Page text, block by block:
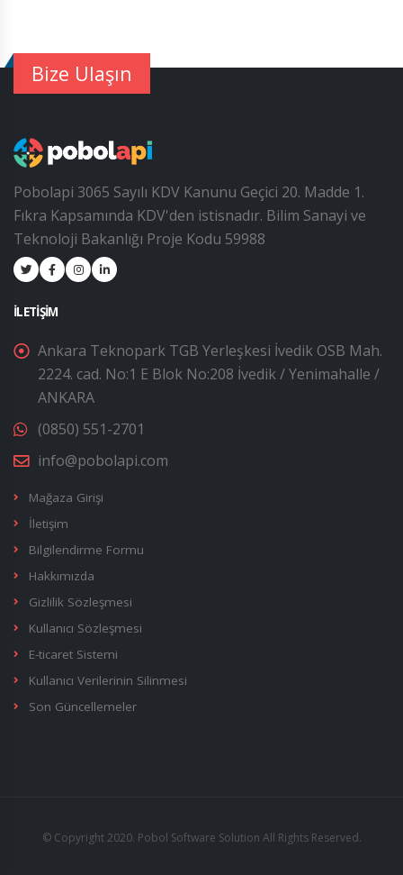
Bize Ulaşın
Pobolapi 3065 Sayılı KDV Kanunu Geçici 20. Madde 1.
Fıkra Kapsamında KDV'den istisnadır. Bilim Sanayi ve
Teknoloji Bakanlığı Proje Kodu 59988
İLETIŞIM
Ankara Teknopark TGB Yerleşkesi İvedik OSB Mah.
2224. cad. No:1 E Blok No:208 İvedik / Yenimahalle /
ANKARA
(0850) 551-2701
info@pobolapi.com
Mağaza Girişi
İletişim
Bilgilendirme Formu
Hakkımızda
Gizlilik Sözleşmesi
Kullanıcı Sözleşmesi
E-ticaret Sistemi
Kullanıcı Verilerinin Silinmesi
Son Güncellemeler
© Copyright 2020. Pobol Software Solution All Rights Reserved.